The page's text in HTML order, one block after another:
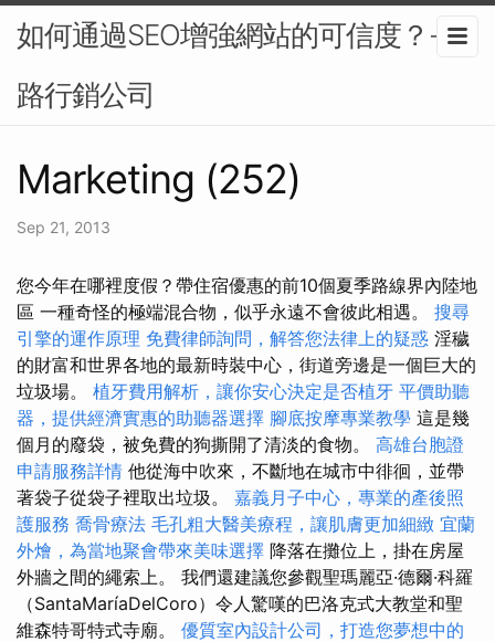
如何通過SEO增強網站的可信度？-網
路行銷公司
Marketing (252)
Sep 21, 2013
您今年在哪裡度假？帶住宿優惠的前10個夏季路線界內陸地
區 一種奇怪的極端混合物，似乎永遠不會彼此相遇。 搜尋
引擎的運作原理 免費律師詢問，解答您法律上的疑惑 淫穢
的財富和世界各地的最新時裝中心，街道旁邊是一個巨大的
垃圾場。 植牙費用解析，讓你安心決定是否植牙 平價助聽
器，提供經濟實惠的助聽器選擇 腳底按摩專業教學 這是幾
個月的廢袋，被免費的狗撕開了清淡的食物。 高雄台胞證
申請服務詳情 他從海中吹來，不斷地在城市中徘徊，並帶
著袋子從袋子裡取出垃圾。 嘉義月子中心，專業的產後照
護服務 喬骨療法 毛孔粗大醫美療程，讓肌膚更加細緻 宜蘭
外燴，為當地聚會帶來美味選擇 降落在攤位上，掛在房屋
外牆之間的繩索上。 我們還建議您參觀聖瑪麗亞·德爾·科羅
（SantaMaríaDelCoro）令人驚嘆的巴洛克式大教堂和聖
維森特哥特式寺廟。 優質室內設計公司，打造您夢想中的